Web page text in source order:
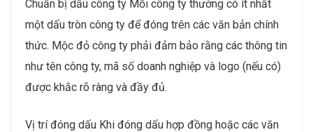
Chuẩn bị dấu công ty Mỗi công ty thường có ít nhất
một dấu tròn công ty để đóng trên các văn bản chính
thức. Mộc đỏ công ty phải đảm bảo rằng các thông tin
như tên công ty, mã số doanh nghiệp và logo (nếu có)
được khắc rõ ràng và đầy đủ.
Vị trí đóng dấu Khi đóng dấu hợp đồng hoặc các văn